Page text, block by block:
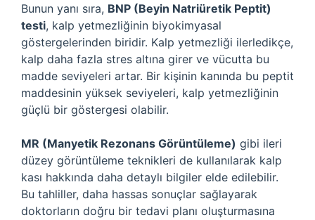
Bunun yanı sıra, BNP (Beyin Natriüretik Peptit)
testi, kalp yetmezliğinin biyokimyasal
göstergelerinden biridir. Kalp yetmezliği ilerledikçe,
kalp daha fazla stres altına girer ve vücutta bu
madde seviyeleri artar. Bir kişinin kanında bu peptit
maddesinin yüksek seviyeleri, kalp yetmezliğinin
güçlü bir göstergesi olabilir.
MR (Manyetik Rezonans Görüntüleme) gibi ileri
düzey görüntüleme teknikleri de kullanılarak kalp
kası hakkında daha detaylı bilgiler elde edilebilir.
Bu tahliller, daha hassas sonuçlar sağlayarak
doktorların doğru bir tedavi planı oluşturmasına